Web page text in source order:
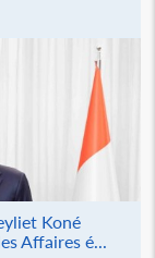
Koné
Affaires é...